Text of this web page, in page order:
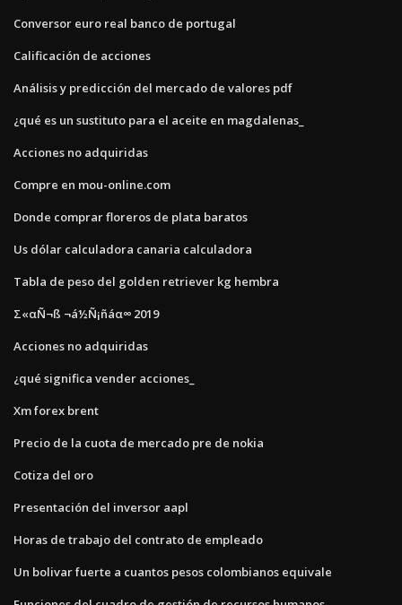
Conversor euro real banco de portugal
Calificación de acciones
Análisis y predicción del mercado de valores pdf
¿qué es un sustituto para el aceite en magdalenas_
Acciones no adquiridas
Compre en mou-online.com
Donde comprar floreros de plata baratos
Us dólar calculadora canaria calculadora
Tabla de peso del golden retriever kg hembra
Σ«αÑ¬ß ¬á½Ñ¡ñáα∞ 2019
Acciones no adquiridas
¿qué significa vender acciones_
Xm forex brent
Precio de la cuota de mercado pre de nokia
Cotiza del oro
Presentación del inversor aapl
Horas de trabajo del contrato de empleado
Un bolivar fuerte a cuantos pesos colombianos equivale